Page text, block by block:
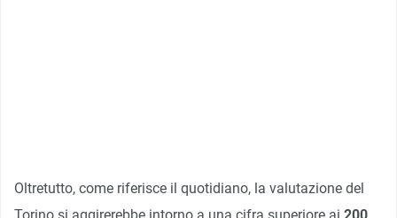
Oltretutto, come riferisce il quotidiano, la valutazione del
Torino si aggirerebbe intorno a una cifra superiore ai 200